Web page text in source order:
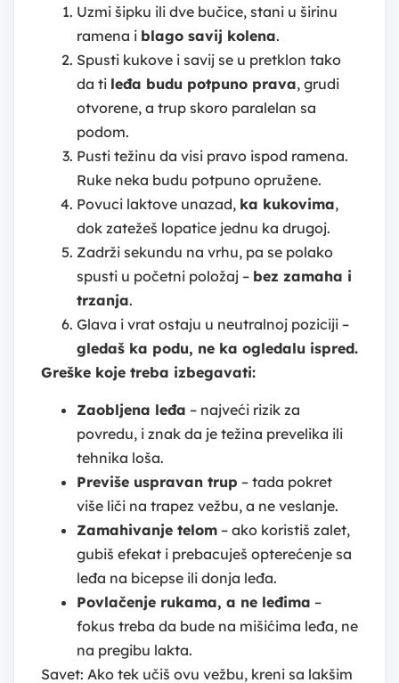
Uzmi šipku ili dve bučice, stani u širinu
ramena i blago savij kolena.
Spusti kukove i savij se u pretklon tako
da ti leđa budu potpuno prava, grudi
otvorene, a trup skoro paralelan sa
podom.
Pusti težinu da visi pravo ispod ramena.
Ruke neka budu potpuno opružene.
Povuci laktove unazad, ka kukovima,
dok zatežeš lopatice jednu ka drugoj.
Zadrži sekundu na vrhu, pa se polako
spusti u početni položaj – bez zamaha i
trzanja.
Glava i vrat ostaju u neutralnoj poziciji –
gledaš ka podu, ne ka ogledalu ispred.
Greške koje treba izbegavati:
Zaobljena leđa – najveći rizik za
povredu, i znak da je težina prevelika ili
tehnika loša.
Previše uspravan trup – tada pokret
više liči na trapez vežbu, a ne veslanje.
Zamahivanje telom – ako koristiš zalet,
gubiš efekat i prebacuješ opterećenje sa
leđa na bicepse ili donja leđa.
Povlačenje rukama, a ne leđima –
fokus treba da bude na mišićima leđa, ne
na pregibu lakta.
Savet: Ako tek učiš ovu vežbu, kreni sa lakšim